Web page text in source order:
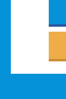
方がよりお得
個人でのご利
様の用途に合